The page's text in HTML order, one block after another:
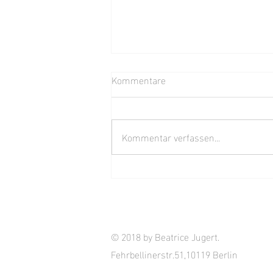
Summer Break
Kommentare
Kommentar verfassen...
© 2018 by Beatrice Jugert.
Fehrbellinerstr.51,10119 Berlin